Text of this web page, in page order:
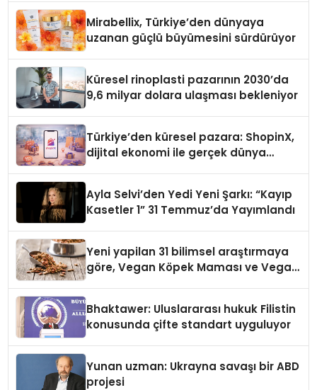
Mirabellix, Türkiye’den dünyaya
uzanan güçlü büyümesini sürdürüyor
Küresel rinoplasti pazarının 2030’da
9,6 milyar dolara ulaşması bekleniyor
Türkiye’den küresel pazara: ShopinX,
dijital ekonomi ile gerçek dünya
Ayla Selvi’den Yedi Yeni Şarkı: “Kayıp
Kasetler 1” 31 Temmuz’da Yayımlandı
Yeni yapilan 31 bilimsel araştırmaya
göre, Vegan Köpek Maması ve Vegan
Bhaktawer: Uluslararası hukuk Filistin
konusunda çifte standart uyguluyor
Yunan uzman: Ukrayna savaşı bir ABD
projesi